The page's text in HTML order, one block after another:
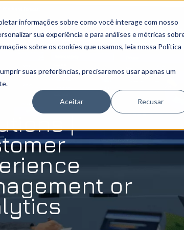
informações sobre como você interage com nosso
sua experiência e para análises e métricas
sobre os cookies que usamos, leia nossa Política
suas preferências, precisaremos usar apenas um
Aceitar Recusar
|
or